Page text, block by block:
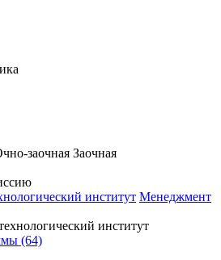
заочная Заочная
институт Менеджмент
(64)